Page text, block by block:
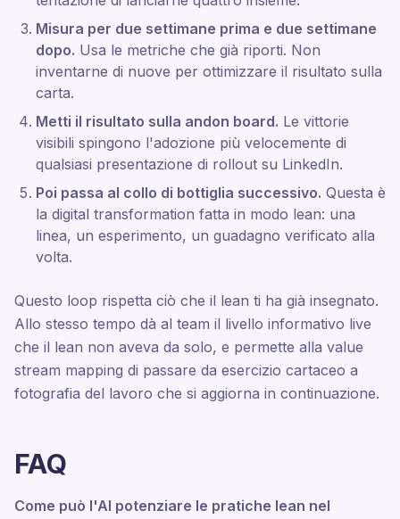
Misura per due settimane prima e due settimane
dopo. Usa le metriche che già riporti. Non
inventarne di nuove per ottimizzare il risultato sulla
carta.
Metti il risultato sulla andon board. Le vittorie
visibili spingono l'adozione più velocemente di
qualsiasi presentazione di rollout su LinkedIn.
Poi passa al collo di bottiglia successivo. Questa è
la digital transformation fatta in modo lean: una
linea, un esperimento, un guadagno verificato alla
volta.
Questo loop rispetta ciò che il lean ti ha già insegnato.
Allo stesso tempo dà al team il livello informativo live
che il lean non aveva da solo, e permette alla value
stream mapping di passare da esercizio cartaceo a
fotografia del lavoro che si aggiorna in continuazione.
FAQ
Come può l'AI potenziare le pratiche lean nel